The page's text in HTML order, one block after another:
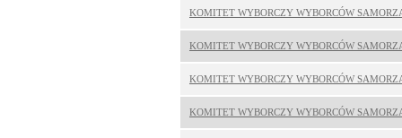
KOMITET WYBORCZY WYBORCÓW
KOMITET WYBORCZY WYBORCÓW
KOMITET WYBORCZY WYBORCÓW
KOMITET WYBORCZY WYBORCÓW